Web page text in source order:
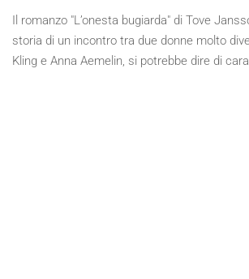
Il romanzo "L’onesta bugiarda" di Tove
storia di un incontro tra due donne molto
Kling e Anna Aemelin, si potrebbe dire di